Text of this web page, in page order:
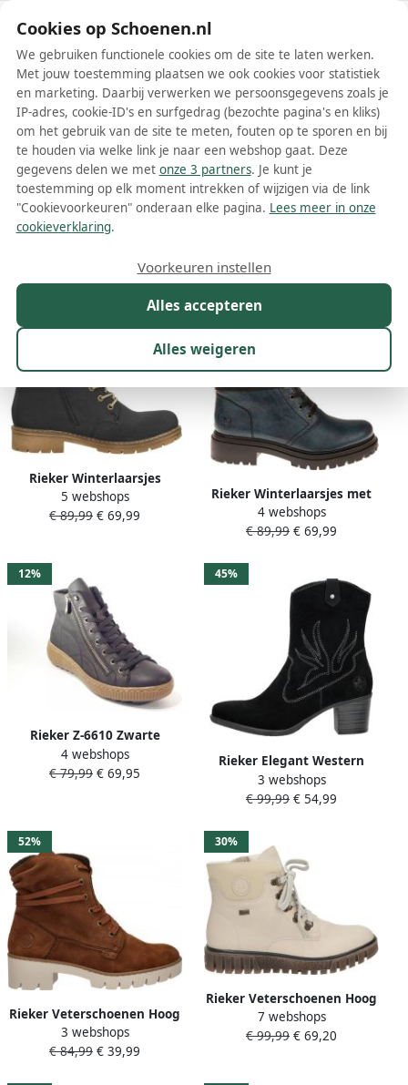
Schoenen.nl
Wis filters Alle filters
Rieker enkellaarsjes
Meer lezen
22%
Rieker Winterlaarsjes
veterschoenen enkellaars
met waterafstotende tex-
5 webshops
€ 89,99 € 69,99
Rieker Winterlaarsjes met
vetersluiting om de schacht
4 webshops
€ 89,99 € 69,99
12%
Rieker Z-6610 Zwarte
enkelhoge gevoerde
veterschoen Kleur Zwart)
4 webshops
€ 79,99 € 69,95
45%
Rieker Elegant Western
Style Zwarte Laarzen Black
Dames
3 webshops
€ 99,99 € 54,99
52%
Rieker Veterschoenen Hoog
Veterschoenen Hoog
Donkerbruin
3 webshops
€ 84,99 € 39,99
30%
Rieker Veterschoenen Hoog
Veterschoenen Hoog
gebroken wit
7 webshops
€ 99,99 € 69,20
Cookies op Schoenen.nl
We gebruiken functionele cookies om de site te laten werken.
Met jouw toestemming plaatsen we ook cookies voor statistiek
en marketing. Daarbij verwerken we persoonsgegevens zoals je
IP-adres, cookie-ID's en surfgedrag (bezochte pagina's en kliks)
om het gebruik van de site te meten, fouten op te sporen en bij
te houden via welke link je naar een webshop gaat. Deze
gegevens delen we met onze 3 partners. Je kunt je
toestemming op elk moment intrekken of wijzigen via de link
"Cookievoorkeuren" onderaan elke pagina. Lees meer in onze
cookieverklaring.
Alles accepteren
Alles weigeren
Voorkeuren instellen